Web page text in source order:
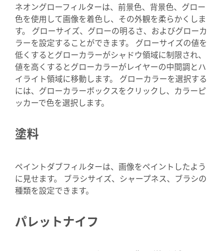
ネオングローフィルターは、前景色、背景色、グロー
色を使用して画像を着色し、その外観を柔らかくしま
す。 グローサイズ、グローの明るさ、およびグローカ
ラーを設定することができます。 グローサイズの値を
低くするとグローカラーがシャドウ領域に制限され、
値を高くするとグローカラーがレイヤーの中間調とハ
イライト領域に移動します。 グローカラーを選択する
には、グローカラーボックスをクリックし、カラーピ
ッカーで色を選択します。
塗料
ペイントダブフィルターは、画像をペイントしたよう
に見せます。 ブラシサイズ、シャープネス、ブラシの
種類を設定できます。
パレットナイフ